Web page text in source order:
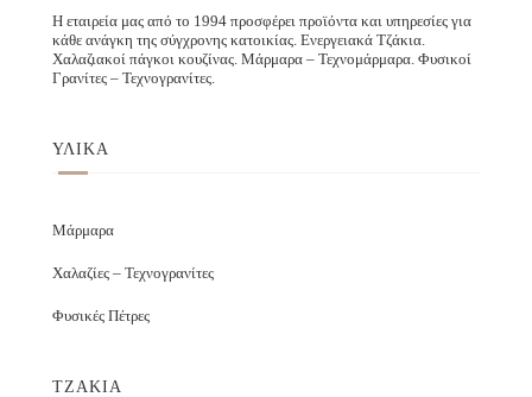
Η εταιρεία μας από το 1994 προσφέρει προϊόντα και υπηρεσίες για
κάθε ανάγκη της σύγχρονης κατοικίας. Ενεργειακά Τζάκια.
Χαλαζιακοί πάγκοι κουζίνας. Μάρμαρα – Τεχνομάρμαρα. Φυσικοί
Γρανίτες – Τεχνογρανίτες.
ΥΛΙΚΑ
Μάρμαρα
Χαλαζίες – Τεχνογρανίτες
Φυσικές Πέτρες
ΤΖΑΚΙΑ